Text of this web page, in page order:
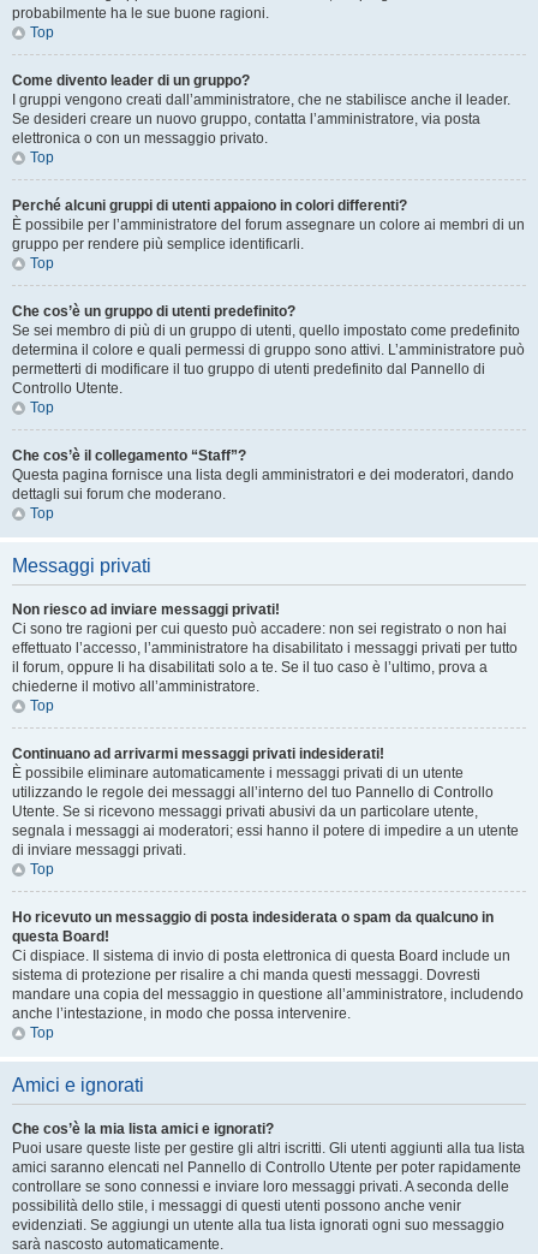
probabilmente ha le sue buone ragioni.
Top
Come divento leader di un gruppo?
I gruppi vengono creati dall’amministratore, che ne stabilisce anche il leader.
Se desideri creare un nuovo gruppo, contatta l’amministratore, via posta
elettronica o con un messaggio privato.
Top
Perché alcuni gruppi di utenti appaiono in colori differenti?
È possibile per l’amministratore del forum assegnare un colore ai membri di un
gruppo per rendere più semplice identificarli.
Top
Che cos’è un gruppo di utenti predefinito?
Se sei membro di più di un gruppo di utenti, quello impostato come predefinito
determina il colore e quali permessi di gruppo sono attivi. L’amministratore può
permetterti di modificare il tuo gruppo di utenti predefinito dal Pannello di
Controllo Utente.
Top
Che cos’è il collegamento “Staff”?
Questa pagina fornisce una lista degli amministratori e dei moderatori, dando
dettagli sui forum che moderano.
Top
Messaggi privati
Non riesco ad inviare messaggi privati!
Ci sono tre ragioni per cui questo può accadere: non sei registrato o non hai
effettuato l’accesso, l’amministratore ha disabilitato i messaggi privati per tutto
il forum, oppure li ha disabilitati solo a te. Se il tuo caso è l’ultimo, prova a
chiederne il motivo all’amministratore.
Top
Continuano ad arrivarmi messaggi privati indesiderati!
È possibile eliminare automaticamente i messaggi privati ​​di un utente
utilizzando le regole dei messaggi all’interno del tuo Pannello di Controllo
Utente. Se si ricevono messaggi privati ​​abusivi da un particolare utente,
segnala i messaggi ai moderatori; essi hanno il potere di impedire a un utente
di inviare messaggi privati​​.
Top
Ho ricevuto un messaggio di posta indesiderata o spam da qualcuno in
questa Board!
Ci dispiace. Il sistema di invio di posta elettronica di questa Board include un
sistema di protezione per risalire a chi manda questi messaggi. Dovresti
mandare una copia del messaggio in questione all’amministratore, includendo
anche l’intestazione, in modo che possa intervenire.
Top
Amici e ignorati
Che cos’è la mia lista amici e ignorati?
Puoi usare queste liste per gestire gli altri iscritti. Gli utenti aggiunti alla tua lista
amici saranno elencati nel Pannello di Controllo Utente per poter rapidamente
controllare se sono connessi e inviare loro messaggi privati. A seconda delle
possibilità dello stile, i messaggi di questi utenti possono anche venir
evidenziati. Se aggiungi un utente alla tua lista ignorati ogni suo messaggio
sarà nascosto automaticamente.